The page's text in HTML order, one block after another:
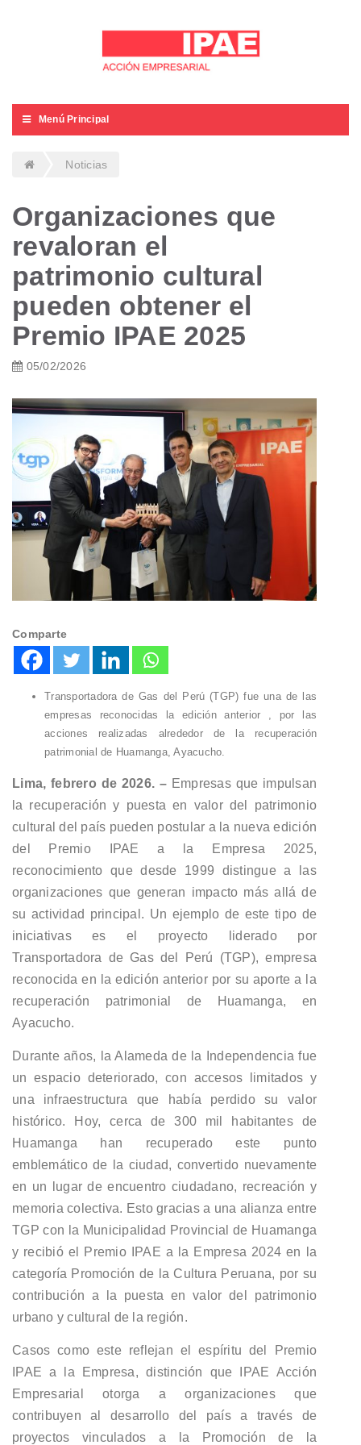
Menú Principal
Noticias
Organizaciones que
revaloran el
patrimonio cultural
pueden obtener el
Premio IPAE 2025
05/02/2026
Comparte
Transportadora de Gas del Perú (TGP) fue una de las
empresas reconocidas la edición anterior , por las
acciones realizadas alrededor de la recuperación
patrimonial de Huamanga, Ayacucho.
Lima, febrero de 2026. – Empresas que impulsan
la recuperación y puesta en valor del patrimonio
cultural del país pueden postular a la nueva edición
del Premio IPAE a la Empresa 2025,
reconocimiento que desde 1999 distingue a las
organizaciones que generan impacto más allá de
su actividad principal. Un ejemplo de este tipo de
iniciativas es el proyecto liderado por
Transportadora de Gas del Perú (TGP), empresa
reconocida en la edición anterior por su aporte a la
recuperación patrimonial de Huamanga, en
Ayacucho.
Durante años, la Alameda de la Independencia fue
un espacio deteriorado, con accesos limitados y
una infraestructura que había perdido su valor
histórico. Hoy, cerca de 300 mil habitantes de
Huamanga han recuperado este punto
emblemático de la ciudad, convertido nuevamente
en un lugar de encuentro ciudadano, recreación y
memoria colectiva. Esto gracias a una alianza entre
TGP con la Municipalidad Provincial de Huamanga
y recibió el Premio IPAE a la Empresa 2024 en la
categoría Promoción de la Cultura Peruana, por su
contribución a la puesta en valor del patrimonio
urbano y cultural de la región.
Casos como este reflejan el espíritu del Premio
IPAE a la Empresa, distinción que IPAE Acción
Empresarial otorga a organizaciones que
contribuyen al desarrollo del país a través de
proyectos vinculados a la Promoción de la